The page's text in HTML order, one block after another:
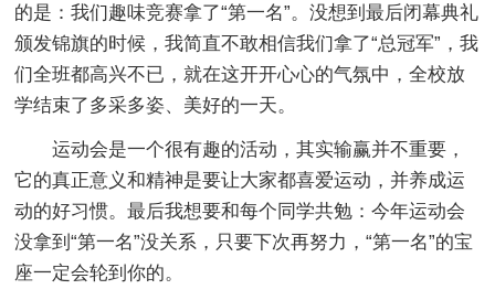
的是：我们趣味竞赛拿了“第一名”。没想到最后闭幕典礼
颁发锦旗的时候，我简直不敢相信我们拿了“总冠军”，我
们全班都高兴不已，就在这开开心心的气氛中，全校放
学结束了多采多姿、美好的一天。
运动会是一个很有趣的活动，其实输赢并不重要，
它的真正意义和精神是要让大家都喜爱运动，并养成运
动的好习惯。最后我想要和每个同学共勉：今年运动会
没拿到“第一名”没关系，只要下次再努力，“第一名”的宝
座一定会轮到你的。